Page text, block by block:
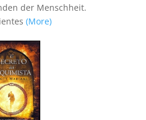
der Menschheit.
(More)